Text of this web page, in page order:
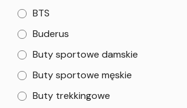
BTS
Buderus
Buty sportowe damskie
Buty sportowe męskie
Buty trekkingowe